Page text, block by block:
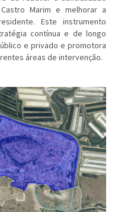
Marim e melhorar a
Este instrumento
contínua e de longo
e privado e promotora
áreas de intervenção.